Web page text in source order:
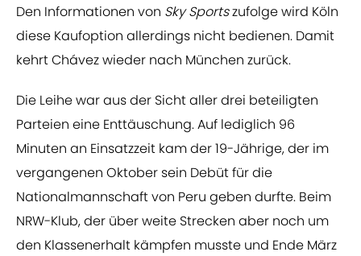
Den Informationen von Sky Sportszufolge wird Köln
diese Kaufoption allerdings nicht bedienen. Damit
kehrt Chávez wieder nach München zurück.
Die Leihe war aus der Sicht aller drei beteiligten
Parteien eine Enttäuschung. Auf lediglich 96
Minuten an Einsatzzeit kam der 19-Jährige, der im
vergangenen Oktober sein Debüt für die
Nationalmannschaft von Peru geben durfte. Beim
NRW-Klub, der über weite Strecken aber noch um
den Klassenerhalt kämpfen musste und Ende März